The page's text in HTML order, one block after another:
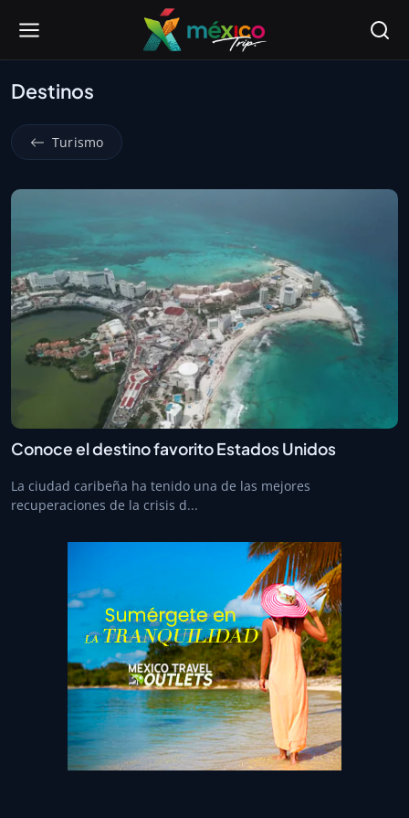
Destinos
Turismo
Conoce el destino favorito Estados Unidos
La ciudad caribeña ha tenido una de las mejores
recuperaciones de la crisis d...